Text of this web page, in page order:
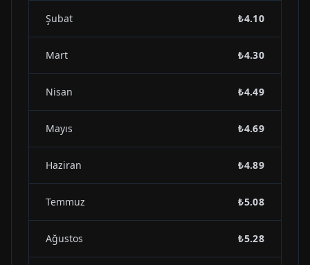
Şubat ₺4.10
Mart ₺4.30
Nisan ₺4.49
Mayıs ₺4.69
Haziran ₺4.89
Temmuz ₺5.08
Ağustos ₺5.28